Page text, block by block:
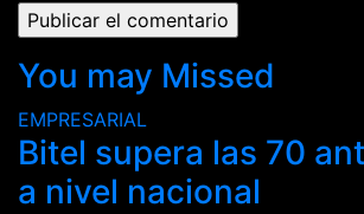
You may Missed
EMPRESARIAL
Bitel supera las 70
a nivel nacional